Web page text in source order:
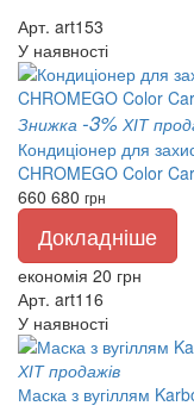
Арт. art153
У наявності
Знижка -3% ХІТ
Кондиціонер для
CHROMEGO Color
660 680 грн
Докладніше
економія 20 грн
Арт. art116
У наявності
ХІТ продажів
Маска з вугіллям